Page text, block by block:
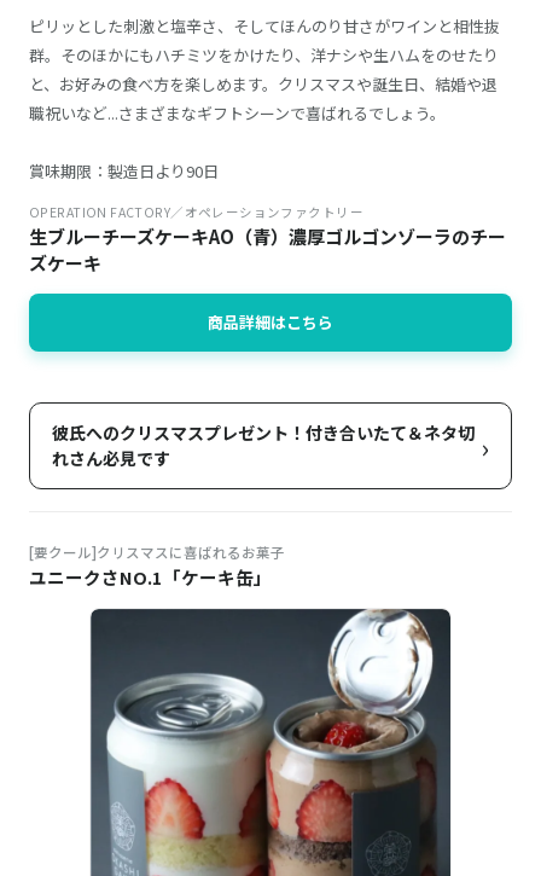
ピリッとした刺激と塩辛さ、そしてほんのり甘さがワインと相性抜
群。そのほかにもハチミツをかけたり、洋ナシや生ハムをのせたり
と、お好みの食べ方を楽しめます。クリスマスや誕生日、結婚や退
職祝いなど...さまざまなギフトシーンで喜ばれるでしょう。
賞味期限：製造日より90日
OPERATION FACTORY／オペレーションファクトリー
生ブルーチーズケーキAO（青）濃厚ゴルゴンゾーラのチー
ズケーキ
商品詳細はこちら
彼氏へのクリスマスプレゼント！付き合いたて＆ネタ切
れさん必見です
›
[要クール]クリスマスに喜ばれるお菓子
ユニークさNO.1「ケーキ缶」